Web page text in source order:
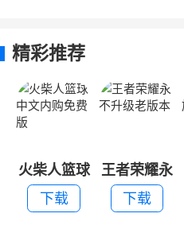
精彩推荐
火柴人篮球
中文内购免
费版
下载
王者荣耀永
不升级老版
本
下载